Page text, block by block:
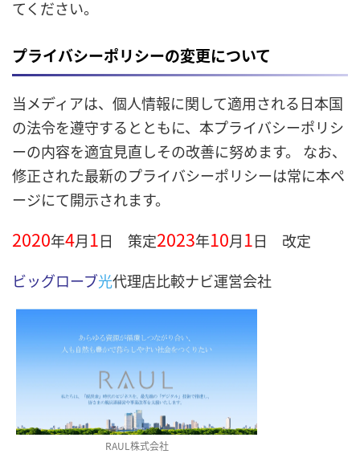
てください。
プライバシーポリシーの変更について
当メディアは、個人情報に関して適用される日本国
の法令を遵守するとともに、本プライバシーポリシ
ーの内容を適宜見直しその改善に努めます。 なお、
修正された最新のプライバシーポリシーは常に本ペ
ージにて開示されます。
2020年4月1日 策定2023年10月1日 改定
ビッグローブ光代理店比較ナビ運営会社
RAUL株式会社